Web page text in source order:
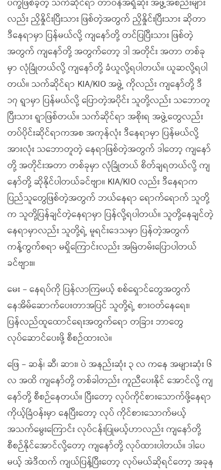
ပက္ခဖြစ်ခဲ့တဲ့ သက်ဆိုင်ရာ တာဝန်အရှိဆုံး အဖွဲ့အစည်းများ
လည်း ညှိနှိုင်းပြီးသား ဖြစ်တဲ့အတွက် ညှိနှိုင်းပြီးသား ဆိုတာ
ဒီနေရာမှာ ပြန်မယ်လို့ ကျနော်တို့ တင်ပြပြီးသား ဖြစ်တဲ့
အတွက် ကျနော်တို့ အတွက်တော့ ဒါ အတိုင်း အတာ တစ်ခု
မှာ လုံခြုံတယ်လို့ ကျနော်တို့ ခံယူလို့ရပါတယ်။ ယူဆလို့ရပါ
တယ်။ သက်ဆိုင်ရာ KIA/KIO အဖွဲ့ ကိုလည်း ကျနော်တို့ ဒီ
၁၇ ရွာမှာ ပြန်မယ်လို့ ပြောတဲ့အပိုင်း သူတို့လည်း သဘောတူ
ပြီးသား ရွာဖြစ်တယ်။ သက်ဆိုင်ရာ အစိုးရ အဖွဲ့တွေလည်း
တပ်ပိုင်းဆိုင်ရာကအစ အကုန်လုံး ဒီနေရာမှာ ပြန်မယ်လို့
အားလုံး သဘောတူတဲ့ နေရာဖြစ်တဲ့အတွက် ဒါတော့ ကျနော်
တို့ အတိုင်းအတာ တစ်ခုမှာ လုံခြုံတယ် စိတ်ချရတယ်လို့ ကျ
နော်တို့ ဆိုနိုင်ပါတယ်ခင်ဗျာ။ KIA/KIO လည်း ဒီနေရာက
ပြည်သူတွေဖြစ်တဲ့အတွက် ဘယ်နေရာ ရောက်ရောက် သူတို့
က သူတို့ပြန်ချင်တဲ့နေရာမှာ ပြန်လို့ရပါတယ်။ သူတို့နေချင်တဲ့
နေရာမှာလည်း သူတို့ရဲ့ မူရင်းဒေသမှာ ပြန်တဲ့အတွက်
ကန့်ကွက်စရာ မရှိကြောင်းလည်း အမြဲတမ်းပြောပါတယ်
ခင်ဗျား။
မေး – နေရပ်ကို ပြန်လာကြမယ့် စစ်ရှောင်တွေအတွက်
နေအိမ်ဆောက်ပေးတာအပြင် သူတို့ရဲ့ စားဝတ်နေရေး၊
ပြန်လည်ထူထောင်ရေးအတွက်ရော တခြား ဘာတွေ
လုပ်ဆောင်ပေးဖို့ စီစဉ်ထားလဲ။
ဖြေ – ဆန်၊ ဆီ၊ ဆား၊ ပဲ အနည်းဆုံး ၃ လ ကနေ အများဆုံး ၆
လ အထိ ကျနော်တို့ တစ်ခါတည်း ကူညီပေးနိုင် အောင်လို့ ကျ
နော်တို့ စီစဉ်နေတယ်။ ပြီးတော့ လုပ်ကိုင်စားသောက်ဖို့နေရာ
ကိုယ့်ခြံဝန်းမှာ နေပြီးတော့ လုပ် ကိုင်စားသောက်မယ့်
အသက်မွေးကြောင်း လုပ်ငန်းပြုမယ့်ဟာလည်း ကျနော်တို့
စီစဉ်နိုင်အောင်လို့တော့ ကျနော်တို့ လုပ်ထားပါတယ်။ ဒါပေ
မယ့် အဲဒီထက် ကျယ်ပြန့်ပြီးတော့ လုပ်မယ်ဆိုရင်တော့ အခုန